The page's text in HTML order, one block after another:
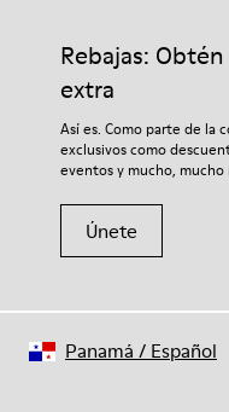
Plantilla de PU
Forro
adecuados para el
garantizará que duren
Si deseas obtener
tu par, visita nuestra
Rebajas:
extra
Así es. Como parte de la
exclusivos como
eventos y mucho, mucho
Únete
Panamá / Español